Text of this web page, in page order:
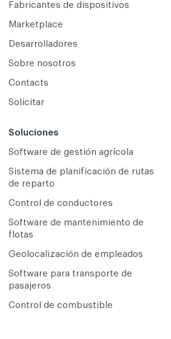
Fabricantes de dispositivos
Marketplace
Desarrolladores
Sobre nosotros
Contacts
Solicitar
Soluciones
Software de gestión agrícola
Sistema de planificación de rutas
de reparto
Сontrol de conductores
Software de mantenimiento de
flotas
Geolocalización de empleados
Software para transporte de
pasajeros
Control de combustible